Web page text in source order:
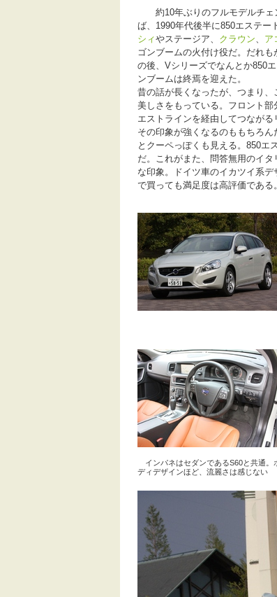
約10年ぶりのフルモデルチェ
ば、1990年代後半に850エステー
シィやステージア、 クラウン ア
ゴンブームの火付け役だ。だれ
の後、Vシリーズでなんとか850
ンブームは終焉を迎えた。
昔の話が長くなったが、つまり
美しさをもっている。フロント部
エストラインを経由してつなが
その印象が強くなるのももちろ
とクーペっぽくも見える。850エ
だ。これがまた、問答無用のイ
な印象。ドイツ車のイカツイ系
で買っても満足度は高評価である。
インパネはセダンであるS60と共通。
ディデザインほど、流麗さは感じない